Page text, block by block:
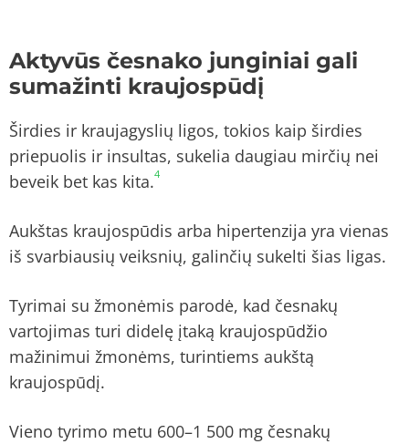
Aktyvūs česnako junginiai gali
sumažinti kraujospūdį
Širdies ir kraujagyslių ligos, tokios kaip širdies
priepuolis ir insultas, sukelia daugiau mirčių nei
beveik bet kas kita.4
Aukštas kraujospūdis arba hipertenzija yra vienas
iš svarbiausių veiksnių, galinčių sukelti šias ligas.
Tyrimai su žmonėmis parodė, kad česnakų
vartojimas turi didelę įtaką kraujospūdžio
mažinimui žmonėms, turintiems aukštą
kraujospūdį.
Vieno tyrimo metu 600–1 500 mg česnakų